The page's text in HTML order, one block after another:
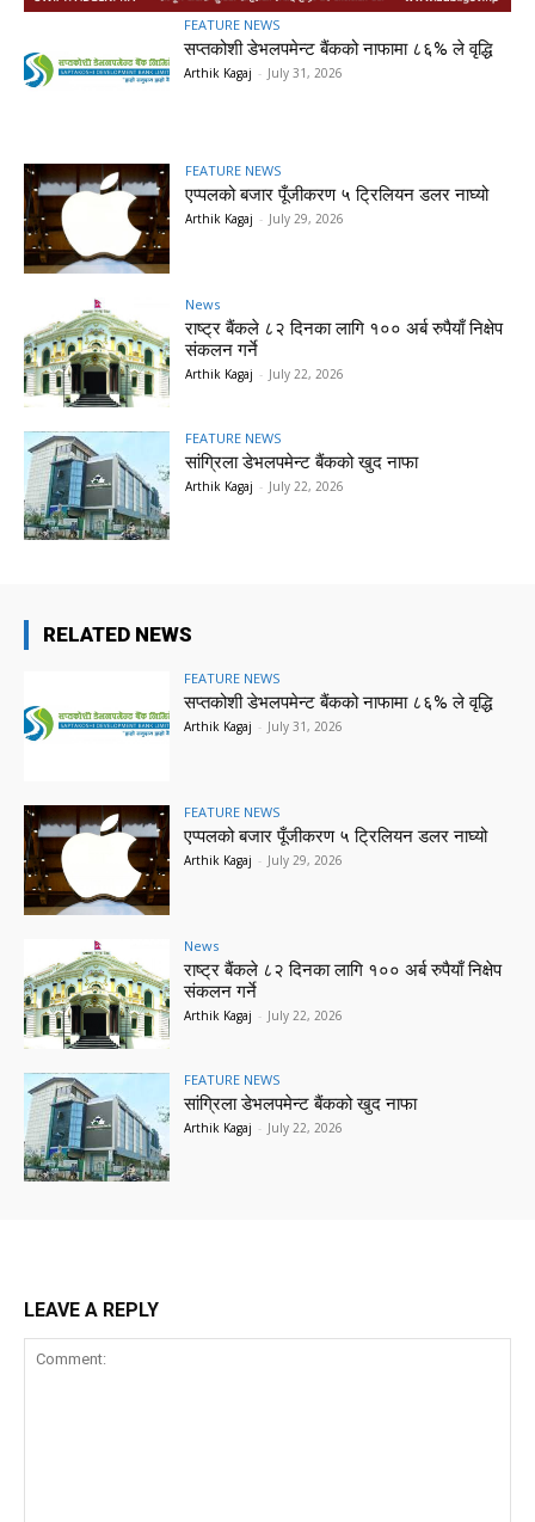
FEATURE NEWS
सप्तकोशी डेभलपमेन्ट बैंकको नाफामा ८६% ले वृद्धि
Arthik Kagaj - July 31, 2026
FEATURE NEWS
एप्पलको बजार पूँजीकरण ५ ट्रिलियन डलर नाघ्यो
Arthik Kagaj - July 29, 2026
News
राष्ट्र बैंकले ८२ दिनका लागि १०० अर्ब रुपैयाँ निक्षेप
संकलन गर्ने
Arthik Kagaj - July 22, 2026
FEATURE NEWS
सांग्रिला डेभलपमेन्ट बैंकको खुद नाफा
Arthik Kagaj - July 22, 2026
RELATED NEWS
FEATURE NEWS
सप्तकोशी डेभलपमेन्ट बैंकको नाफामा ८६% ले वृद्धि
Arthik Kagaj - July 31, 2026
FEATURE NEWS
एप्पलको बजार पूँजीकरण ५ ट्रिलियन डलर नाघ्यो
Arthik Kagaj - July 29, 2026
News
राष्ट्र बैंकले ८२ दिनका लागि १०० अर्ब रुपैयाँ निक्षेप
संकलन गर्ने
Arthik Kagaj - July 22, 2026
FEATURE NEWS
सांग्रिला डेभलपमेन्ट बैंकको खुद नाफा
Arthik Kagaj - July 22, 2026
LEAVE A REPLY